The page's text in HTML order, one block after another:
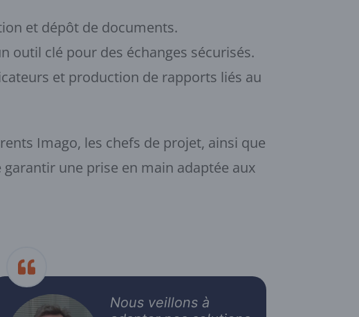
et dépôt de documents.
outil clé pour des échanges sécurisés.
et production de rapports liés au
Imago, les chefs de projet, ainsi que
une prise en main adaptée aux
Nous veillons à